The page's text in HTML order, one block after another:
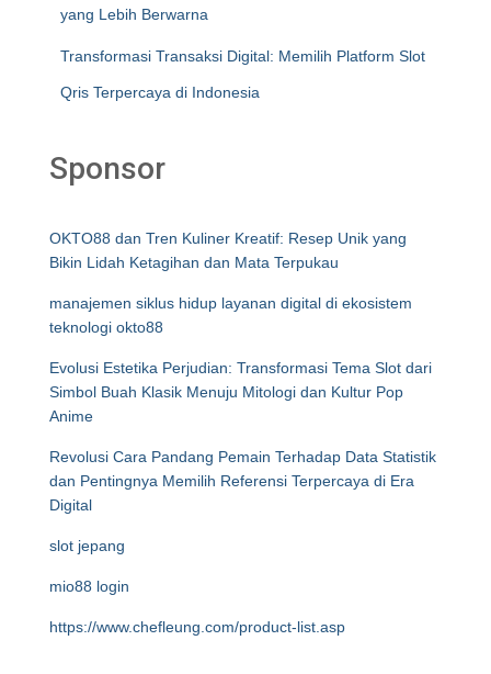
yang Lebih Berwarna
Transformasi Transaksi Digital: Memilih Platform Slot
Qris Terpercaya di Indonesia
Sponsor
OKTO88 dan Tren Kuliner Kreatif: Resep Unik yang
Bikin Lidah Ketagihan dan Mata Terpukau
manajemen siklus hidup layanan digital di ekosistem
teknologi okto88
Evolusi Estetika Perjudian: Transformasi Tema Slot dari
Simbol Buah Klasik Menuju Mitologi dan Kultur Pop
Anime
Revolusi Cara Pandang Pemain Terhadap Data Statistik
dan Pentingnya Memilih Referensi Terpercaya di Era
Digital
slot jepang
mio88 login
https://www.chefleung.com/product-list.asp